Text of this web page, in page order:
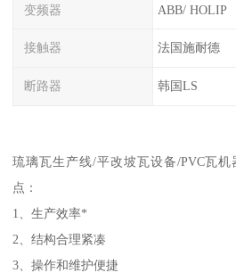
变频器 ABB/ HOLIP
接触器 法国施耐德
断路器 韩国LS
琉璃瓦生产线/平改坡瓦设备/PVC瓦
点：
1、生产效率*
2、结构合理紧凑
3、操作和维护便捷